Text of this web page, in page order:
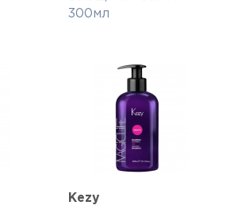
300мл
Kezy